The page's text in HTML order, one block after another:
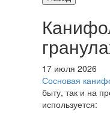
17 июля 2026
Сосновая
быту, так и на
используется: